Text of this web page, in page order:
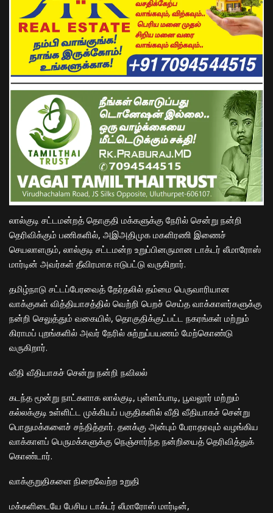
லால்குடி சட்டமன்றத் தொகுதி மக்களுக்கு நேரில் சென்று நன்றி
தெரிவிக்கும் பணிகளில், அஇஅதிமுக மகளிரணி இணைச்
செயலாளரும், லால்குடி சட்டமன்ற உறுப்பினருமான டாக்டர் லீமாரோஸ்
மார்டின் அவர்கள் தீவிரமாக ஈடுபட்டு வருகிறார்.
​தமிழ்நாடு சட்டப்பேரவைத் தேர்தலில் தம்மை பெருவாரியான
வாக்குகள் வித்தியாசத்தில் வெற்றி பெறச் செய்த வாக்காளர்களுக்கு
நன்றி செலுத்தும் வகையில், தொகுதிக்குட்பட்ட நகரங்கள் மற்றும்
கிராமப் புறங்களில் அவர் நேரில் சுற்றுப்பயணம் மேற்கொண்டு
வருகிறார்.
​வீதி வீதியாகச் சென்று நன்றி நவிலல்
​கடந்த மூன்று நாட்களாக லால்குடி, புள்ளம்பாடி, பூவலூர் மற்றும்
கல்லக்குடி உள்ளிட்ட முக்கியப் பகுதிகளில் வீதி வீதியாகச் சென்று
பொதுமக்களைச் சந்தித்தார். தனக்கு அன்பும் பேராதரவும் வழங்கிய
வாக்காளப் பெருமக்களுக்கு நெஞ்சார்ந்த நன்றியைத் தெரிவித்துக்
கொண்டார்.
​வாக்குறுதிகளை நிறைவேற்ற உறுதி
​மக்களிடையே பேசிய டாக்டர் லீமாரோஸ் மார்டின்,